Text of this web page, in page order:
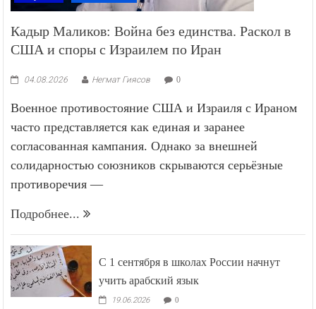
Кадыр Маликов: Война без единства. Раскол в
США и споры с Израилем по Иран
04.08.2026 Негмат Гиясов 0
Военное противостояние США и Израиля с Ираном
часто представляется как единая и заранее
согласованная кампания. Однако за внешней
солидарностью союзников скрываются серьёзные
противоречия —
Подробнее...
С 1 сентября в школах России начнут
учить арабский язык
19.06.2026 0